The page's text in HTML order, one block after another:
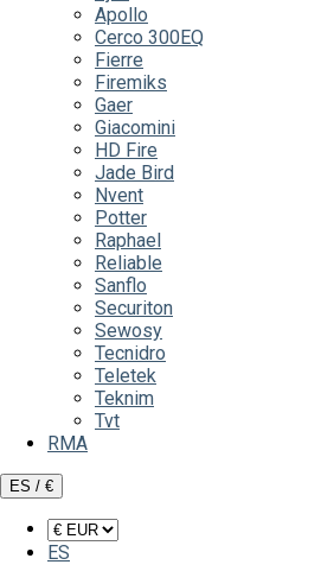
Apollo
Cerco 300EQ
Fierre
Firemiks
Gaer
Giacomini
HD Fire
Jade Bird
Nvent
Potter
Raphael
Reliable
Sanflo
Securiton
Sewosy
Tecnidro
Teletek
Teknim
Tvt
RMA
ES / €
ES